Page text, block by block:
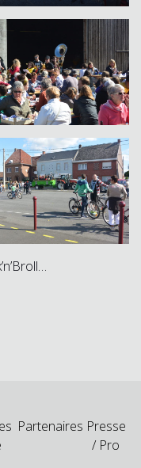
Partenaires Presse
/ Pro